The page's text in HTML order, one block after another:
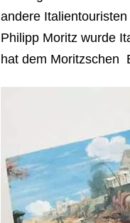
andere
Philipp Moritz wurde
hat dem Moritzschen